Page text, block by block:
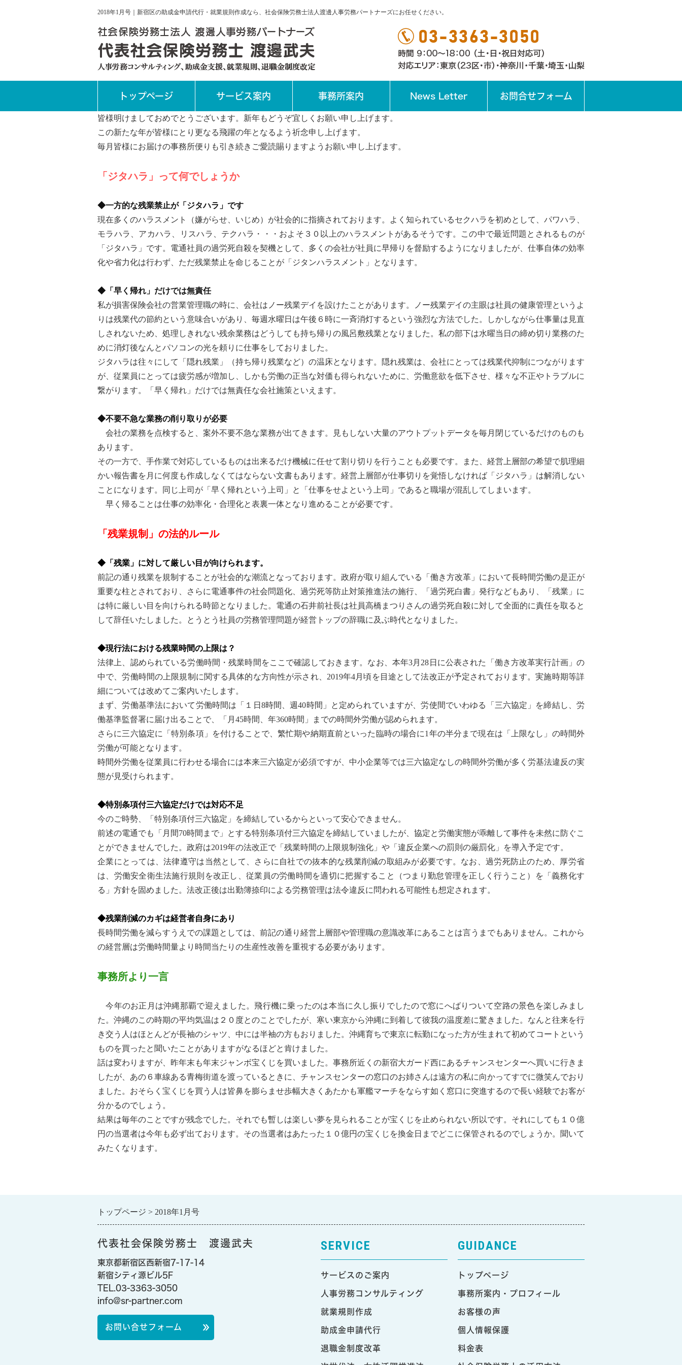
2018年1月号｜新宿区の助成金申請代行・就業規則作成なら、社会保険労務士法人渡邊人事労務パートナーズにお任せください。
トップページ サービス案内 事務所案内 News Letter お問合せフォーム
皆様明けましておめでとうございます。新年もどうぞ宜しくお願い申し上げます。
この新たな年が皆様にとり更なる飛躍の年となるよう祈念申し上げます。
毎月皆様にお届けの事務所便りも引き続きご愛読賜りますようお願い申し上げます。
「ジタハラ」って何でしょうか
◆一方的な残業禁止が「ジタハラ」です
現在多くのハラスメント（嫌がらせ、いじめ）が社会的に指摘されております。よく知られているセクハラを初めとして、パワハラ、
モラハラ、アカハラ、リスハラ、テクハラ・・・およそ３０以上のハラスメントがあるそうです。この中で最近問題とされるものが
「ジタハラ」です。電通社員の過労死自殺を契機として、多くの会社が社員に早帰りを督励するようになりましたが、仕事自体の効率
化や省力化は行わず、ただ残業禁止を命じることが「ジタンハラスメント」となります。
◆「早く帰れ」だけでは無責任
私が損害保険会社の営業管理職の時に、会社はノー残業デイを設けたことがあります。ノー残業デイの主眼は社員の健康管理というよ
りは残業代の節約という意味合いがあり、毎週水曜日は午後６時に一斉消灯するという強烈な方法でした。しかしながら仕事量は見直
しされないため、処理しきれない残余業務はどうしても持ち帰りの風呂敷残業となりました。私の部下は水曜当日の締め切り業務のた
めに消灯後なんとパソコンの光を頼りに仕事をしておりました。
ジタハラは往々にして「隠れ残業」（持ち帰り残業など）の温床となります。隠れ残業は、会社にとっては残業代抑制につながります
が、従業員にとっては疲労感が増加し、しかも労働の正当な対価も得られないために、労働意欲を低下させ、様々な不正やトラブルに
繋がります。「早く帰れ」だけでは無責任な会社施策といえます。
◆不要不急な業務の削り取りが必要
会社の業務を点検すると、案外不要不急な業務が出てきます。見もしない大量のアウトプットデータを毎月閉じているだけのものも
あります。
その一方で、手作業で対応しているものは出来るだけ機械に任せて割り切りを行うことも必要です。また、経営上層部の希望で肌理細
かい報告書を月に何度も作成しなくてはならない文書もあります。経営上層部が仕事切りを覚悟しなければ「ジタハラ」は解消しない
ことになります。同じ上司が「早く帰れという上司」と「仕事をせよという上司」であると職場が混乱してしまいます。
早く帰ることは仕事の効率化・合理化と表裏一体となり進めることが必要です。
「残業規制」の法的ルール
◆「残業」に対して厳しい目が向けられます。
前記の通り残業を規制することが社会的な潮流となっております。政府が取り組んでいる「働き方改革」において長時間労働の是正が
重要な柱とされており、さらに電通事件の社会問題化、過労死等防止対策推進法の施行、「過労死白書」発行などもあり、「残業」に
は特に厳しい目を向けられる時節となりました。電通の石井前社長は社員高橋まつりさんの過労死自殺に対して全面的に責任を取ると
して辞任いたしました。とうとう社員の労務管理問題が経営トップの辞職に及ぶ時代となりました。
◆現行法における残業時間の上限は？
法律上、認められている労働時間・残業時間をここで確認しておきます。なお、本年3月28日に公表された「働き方改革実行計画」の
中で、労働時間の上限規制に関する具体的な方向性が示され、2019年4月頃を目途として法改正が予定されております。実施時期等詳
細については改めてご案内いたします。
まず、労働基準法において労働時間は「１日8時間、週40時間」と定められていますが、労使間でいわゆる「三六協定」を締結し、労
働基準監督署に届け出ることで、「月45時間、年360時間」までの時間外労働が認められます。
さらに三六協定に「特別条項」を付けることで、繁忙期や納期直前といった臨時の場合に1年の半分まで現在は「上限なし」の時間外
労働が可能となります。
時間外労働を従業員に行わせる場合には本来三六協定が必須ですが、中小企業等では三六協定なしの時間外労働が多く労基法違反の実
態が見受けられます。
◆特別条項付三六協定だけでは対応不足
今のご時勢、「特別条項付三六協定」を締結しているからといって安心できません。
前述の電通でも「月間70時間まで」とする特別条項付三六協定を締結していましたが、協定と労働実態が乖離して事件を未然に防ぐこ
とができませんでした。政府は2019年の法改正で「残業時間の上限規制強化」や「違反企業への罰則の厳罰化」を導入予定です。
企業にとっては、法律遵守は当然として、さらに自社での抜本的な残業削減の取組みが必要です。なお、過労死防止のため、厚労省
は、労働安全衛生法施行規則を改正し、従業員の労働時間を適切に把握すること（つまり勤怠管理を正しく行うこと）を「義務化す
る」方針を固めました。法改正後は出勤簿捺印による労務管理は法令違反に問われる可能性も想定されます。
◆残業削減のカギは経営者自身にあり
長時間労働を減らすうえでの課題としては、前記の通り経営上層部や管理職の意識改革にあることは言うまでもありません。これから
の経営層は労働時間量より時間当たりの生産性改善を重視する必要があります。
事務所より一言
今年のお正月は沖縄那覇で迎えました。飛行機に乗ったのは本当に久し振りでしたので窓にへばりついて空路の景色を楽しみまし
た。沖縄のこの時期の平均気温は２０度とのことでしたが、寒い東京から沖縄に到着して彼我の温度差に驚きました。なんと往来を行
き交う人はほとんどが長袖のシャツ、中には半袖の方もおりました。沖縄育ちで東京に転勤になった方が生まれて初めてコートという
ものを買ったと聞いたことがありますがなるほどと肯けました。
話は変わりますが、昨年末も年末ジャンボ宝くじを買いました。事務所近くの新宿大ガード西にあるチャンスセンターへ買いに行きま
したが、あの６車線ある青梅街道を渡っているときに、チャンスセンターの窓口のお姉さんは遠方の私に向かってすでに微笑んでおり
ました。おそらく宝くじを買う人は皆鼻を膨らませ歩幅大きくあたかも軍艦マーチをならす如く窓口に突進するので長い経験でお客が
分かるのでしょう。
結果は毎年のことですが残念でした。それでも暫しは楽しい夢を見られることが宝くじを止められない所以です。それにしても１０億
円の当選者は今年も必ず出ております。その当選者はあたった１０億円の宝くじを換金日までどこに保管されるのでしょうか。聞いて
みたくなります。
トップページ 2018年1月号
代表社会保険労務士 渡邊武夫
東京都新宿区西新宿7-17-14
新宿シティ源ビル5F
TEL.03-3363-3050
info@sr-partner.com
お問い合せフォーム
SERVICE
サービスのご案内
人事労務コンサルティング
就業規則作成
助成金申請代行
退職金制度改革
GUIDANCE
トップページ
事務所案内・プロフィール
お客様の声
個人情報保護
料金表